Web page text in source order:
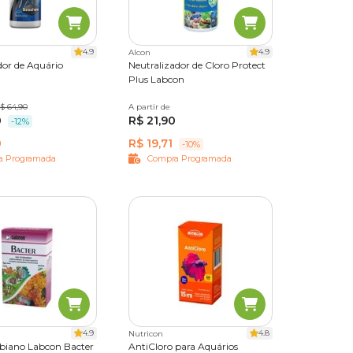
do
Você
4.9
de Aquário
ml
64,90
-12%
Programada
Alcon 4.9
Neutralizador de Cloro Protect
Plus Labcon
30 ml
A partir de
R$ 21,90
R$ 19,71
-10%
Compra Programada
4.9
Labcon Bacter
Nutricon 4.8
AntiCloro para Aquários